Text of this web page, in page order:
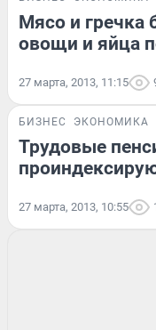
Мясо и гречка
овощи и яйца
27 марта, 2013, 11:15
БИЗНЕС ЭКОНОМИКА
Трудовые
27 марта, 2013, 10:55